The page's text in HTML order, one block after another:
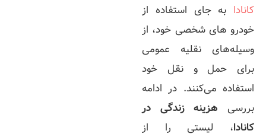
کانادا به جای استفاده از
خودرو های شخصی خود، از
وسیله‌های نقلیه عمومی
برای حمل و نقل خود
استفاده می‌کنند. در ادامه
بررسی هزینه زندگی در
کانادا، لیستی را از